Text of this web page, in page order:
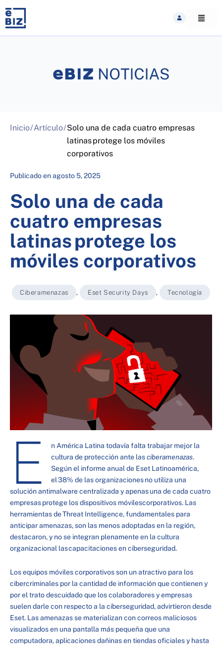
content
Inicio/Artículo/Solo una de cada cuatro empresas
latinas protege los móviles
corporativos
Publicado enagosto 5, 2025
Solo una de cada
cuatro empresas
latinas protege los
móviles corporativos
Ciberamenazas , Eset Security Days , Tecnología
E
n América Latina todavía falta trabajar mejor la
cultura de protección ante lasciberamenazas.
Según el informe anual de Eset Latinoamérica,
el 38% de las organizaciones no utiliza una
solución antimalware centralizada y apenas una de cada cuatro
empresas protege los dispositivos móvilescorporativos. Las
herramientas de Threat Intelligence, fundamentales para
anticipar amenazas, son las menos adoptadas en la región,
destacaron, y no se integran plenamente en la cultura
organizacional las capacitaciones en ciberseguridad.
Los equipos móviles corporativos son un atractivo para los
cibercriminales por la cantidad de información que contienen y
por el trato descuidado que los colaboradores y empresas
suelen darle con respecto a la ciberseguridad, advirtieron desde
Eset. Las amenazas se materializan con correos maliciosos
visualizados en una pantalla más pequeña que una
computadora, aplicaciones dañinas en tiendas oficiales y hasta